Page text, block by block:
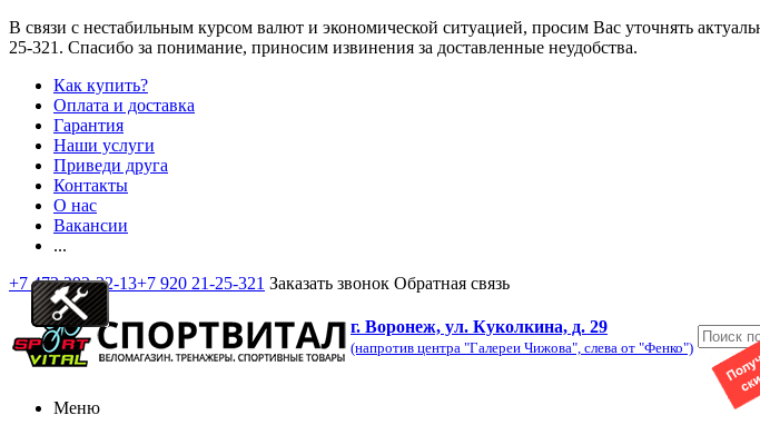
В связи с нестабильным курсом валют и экономической ситуацией, просим Вас уточнять
25-321 . Спасибо за понимание, приносим извинения за доставленные неудобства.
Как купить?
Оплата и доставка
Гарантия
Наши услуги
Приведи друга
Контакты
О нас
Вакансии
...
+7 473 292-32-13+7 920 21-25-321 Заказать звонок Обратная связь
г. Воронеж, ул. Куколкина, д. 29
(напротив центра "Галереи Чижова", слева от "Фенко")
Меню